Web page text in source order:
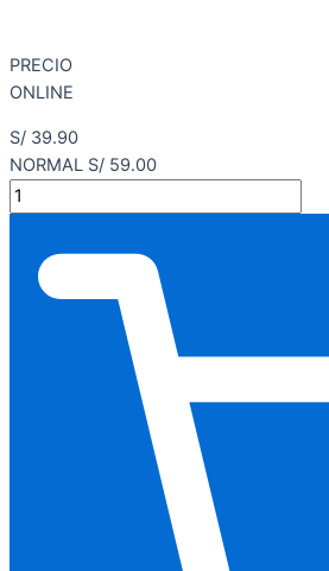
PRECIO
ONLINE
S/ 39.90
NORMAL S/ 59.00